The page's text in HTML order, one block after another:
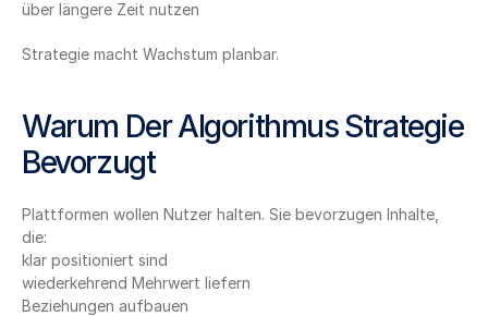
über längere Zeit nutzen
Strategie macht Wachstum planbar.
Warum Der Algorithmus Strategie
Bevorzugt
Plattformen wollen Nutzer halten. Sie bevorzugen Inhalte,
die:
klar positioniert sind
wiederkehrend Mehrwert liefern
Beziehungen aufbauen